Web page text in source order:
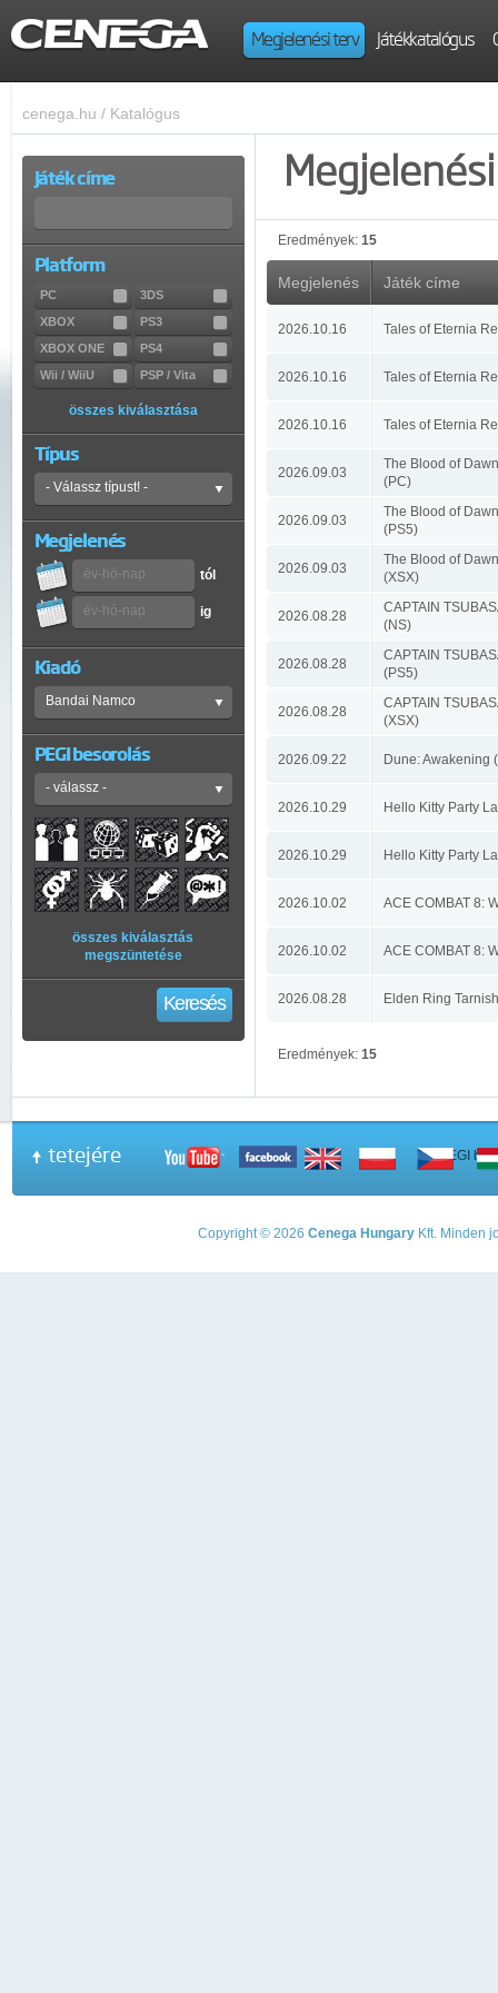
Megjelenési terv Játékkatalógus
cenega.hu / Katalógus
Játék címe
Platform
PC
3DS
XBOX
PS3
XBOX ONE
PS4
Wii / WiiU
PSP / Vita
összes kiválasztása
Típus
Megjelenés
tól
ig
Kiadó
PEGI besorolás
összes kiválasztás
megszüntetése
Keresés
Eredmények: 15
Megjelenés Játék címe
2026.10.16 Tales of Eternia
2026.10.16 Tales of Eternia
2026.10.16 Tales of Eternia
2026.09.03
The Blood of
(PC)
2026.09.03
The Blood of
(PS5)
2026.09.03
The Blood of
(XSX)
2026.08.28
CAPTAIN
(NS)
2026.08.28
CAPTAIN
(PS5)
2026.08.28
CAPTAIN
(XSX)
2026.09.22 Dune: Awakening
2026.10.29 Hello Kitty Party
2026.10.29 Hello Kitty Party
2026.10.02 ACE COMBAT 8:
2026.10.02 ACE COMBAT 8:
2026.08.28 Elden Ring
Eredmények: 15
tetejére A PEGI
Copyright © 2026 Cenega Hungary Kft. Minden